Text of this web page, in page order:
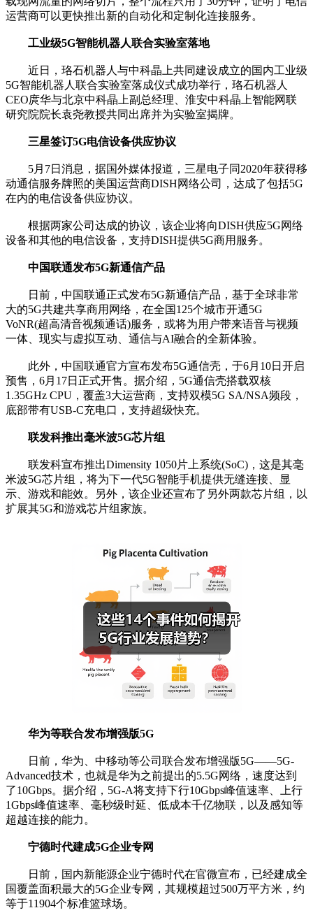
运营商可以更快推出新的自动化和定制化连接服务。
工业级5G智能机器人联合实验室落地
近日，珞石机器人与中科晶上共同建设成立的国内工业级
5G智能机器人联合实验室落成仪式成功举行，珞石机器人
CEO庹华与北京中科晶上副总经理、淮安中科晶上智能网联
研究院院长袁尧教授共同出席并为实验室揭牌。
三星签订5G电信设备供应协议
5月7日消息，据国外媒体报道，三星电子同2020年获得移
动通信服务牌照的美国运营商DISH网络公司，达成了包括5G
在内的电信设备供应协议。
根据两家公司达成的协议，该企业将向DISH供应5G网络
设备和其他的电信设备，支持DISH提供5G商用服务。
中国联通发布5G新通信产品
日前，中国联通正式发布5G新通信产品，基于全球非常
大的5G共建共享商用网络，在全国125个城市开通5G
VoNR(超高清音视频通话)服务，或将为用户带来语音与视频
一体、现实与虚拟互动、通信与AI融合的全新体验。
此外，中国联通官方宣布发布5G通信壳，于6月10日开启
预售，6月17日正式开售。据介绍，5G通信壳搭载双核
1.35GHz CPU，覆盖3大运营商，支持双模5G SA/NSA频段，
底部带有USB-C充电口，支持超级快充。
联发科推出毫米波5G芯片组
联发科宣布推出Dimensity 1050片上系统(SoC)，这是其毫
米波5G芯片组，将为下一代5G智能手机提供无缝连接、显
示、游戏和能效。另外，该企业还宣布了另外两款芯片组，以
扩展其5G和游戏芯片组家族。
华为等联合发布增强版5G
日前，华为、中移动等公司联合发布增强版5G——5G-
Advanced技术，也就是华为之前提出的5.5G网络，速度达到
了10Gbps。据介绍，5G-A将支持下行10Gbps峰值速率、上行
1Gbps峰值速率、毫秒级时延、低成本千亿物联，以及感知等
超越连接的能力。
宁德时代建成5G企业专网
日前，国内新能源企业宁德时代在官微宣布，已经建成全
国覆盖面积最大的5G企业专网，其规模超过500万平方米，约
等于11904个标准篮球场。